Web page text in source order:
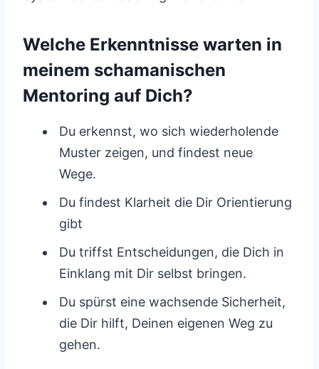
Welche Erkenntnisse warten in
meinem schamanischen
Mentoring auf Dich?
Du erkennst, wo sich wiederholende
Muster zeigen, und findest neue
Wege.
Du findest Klarheit die Dir Orientierung
gibt
Du triffst Entscheidungen, die Dich in
Einklang mit Dir selbst bringen.
Du spürst eine wachsende Sicherheit,
die Dir hilft, Deinen eigenen Weg zu
gehen.